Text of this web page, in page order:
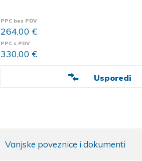
PPC bez PDV
264,00 €
PPC s PDV
330,00 €
Usporedi
Vanjske poveznice i dokumenti